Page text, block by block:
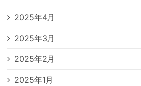
2025年4月
2025年3月
2025年2月
2025年1月